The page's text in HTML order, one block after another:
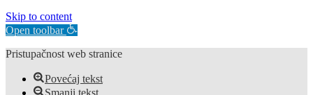
Skip to content
Open toolbar
Pristupačnost web stranice
Povećaj tekst
Smanji tekst